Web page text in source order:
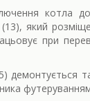
котла
який
при
демонтується